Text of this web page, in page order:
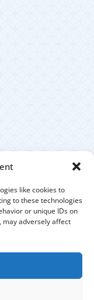
like cookies to
to these technologies
or unique IDs on
may adversely affect
в